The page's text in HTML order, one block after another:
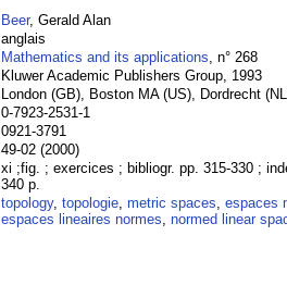
Beer, Gerald Alan
anglais
Mathematics and its applications, n° 268
Kluwer Academic Publishers Group, 1993
London (GB), Boston MA (US), Dordrecht
0-7923-2531-1
0921-3791
49-02 (2000)
xi ;fig. ; exercices ; bibliogr. pp. 315-330 ;
340 p.
topology, topologie, metric spaces, espaces
espaces lineaires normes, normed linear